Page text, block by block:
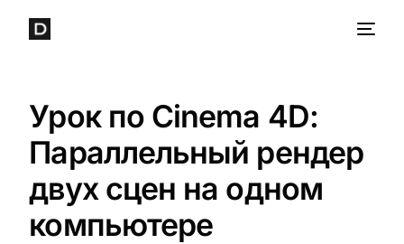
Урок по Cinema 4D:
Параллельный рендер
двух сцен на одном
компьютере